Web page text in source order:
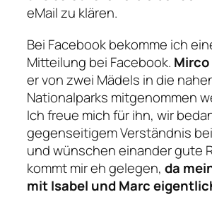
eMail zu klären.
Bei Facebook bekomme ich
Mitteilung bei Facebook. Mirco
er von zwei Mädels in die
Nationalparks mitgenommen
Ich freue mich für ihn, wir
gegenseitigem Verständnis
und wünschen einander gute
kommt mir eh gelegen, da
mit Isabel und Marc